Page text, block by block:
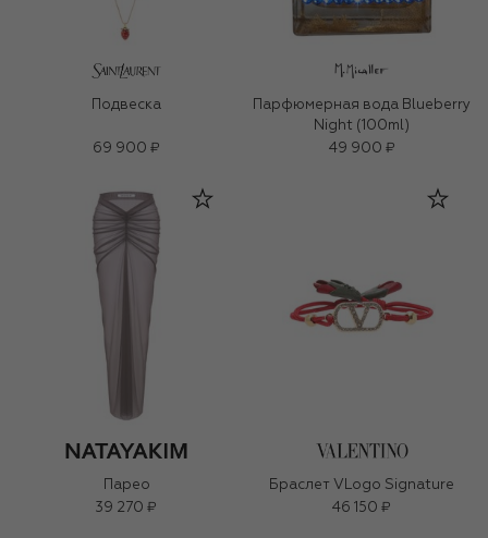
Подвеска
69 900 ₽
Парфюмерная вода Blueberry
Night (100ml)
49 900 ₽
Парео
39 270 ₽
Браслет VLogo Signature
46 150 ₽